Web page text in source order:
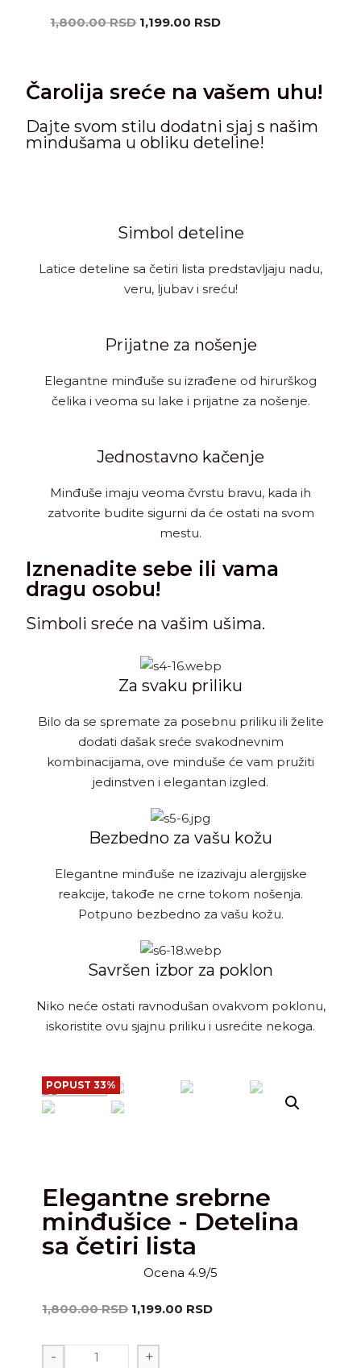
1,800.00RSD 1,199.00 RSD
Čarolija sreće na vašem uhu!
Dajte svom stilu dodatni sjaj s našim
mindušama u obliku deteline!
Simbol deteline
Latice deteline sa četiri lista predstavljaju nadu,
veru, ljubav i sreću!
Prijatne za nošenje
Elegantne minđuše su izrađene od hirurškog
čelika i veoma su lake i prijatne za nošenje.
Jednostavno kačenje
Minđuše imaju veoma čvrstu bravu, kada ih
zatvorite budite sigurni da će ostati na svom
mestu.
Iznenadite sebe ili vama
dragu osobu!
Simboli sreće na vašim ušima.
Za svaku priliku
Bilo da se spremate za posebnu priliku ili želite
dodati dašak sreće svakodnevnim
kombinacijama, ove minduše će vam pružiti
jedinstven i elegantan izgled.
Bezbedno za vašu kožu
Elegantne minđuše ne izazivaju alergijske
reakcije, takođe ne crne tokom nošenja.
Potpuno bezbedno za vašu kožu.
Savršen izbor za poklon
Niko neće ostati ravnodušan ovakvom poklonu,
iskoristite ovu sjajnu priliku i usrećite nekoga.
POPUST 33%
Elegantne srebrne
minđušice - Detelina
sa četiri lista
Ocena 4.9/5
1,800.00RSD 1,199.00 RSD
- +